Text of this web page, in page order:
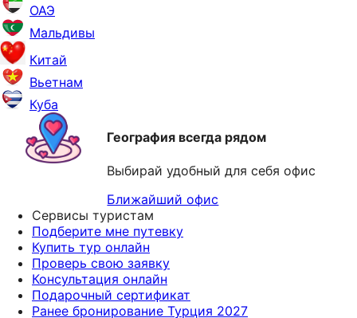
ОАЭ
Мальдивы
Китай
Вьетнам
Куба
География всегда рядом
Выбирай удобный для себя офис
Ближайший офис
Сервисы туристам
Подберите мне путевку
Купить тур онлайн
Проверь свою заявку
Консультация онлайн
Подарочный сертификат
Ранее бронирование Турция 2027